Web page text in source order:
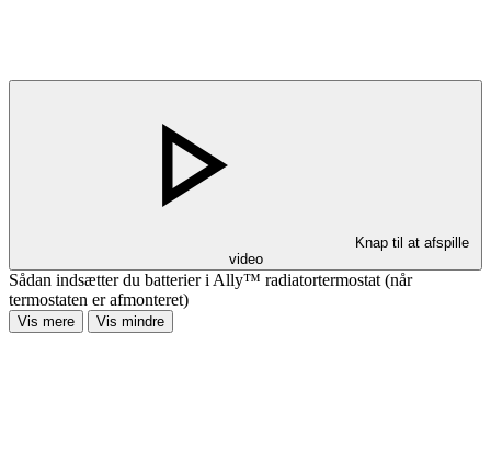
Knap til at afspille
video
Sådan indsætter du batterier i Ally™ radiatortermostat (når
termostaten er afmonteret)
Vis mere Vis mindre